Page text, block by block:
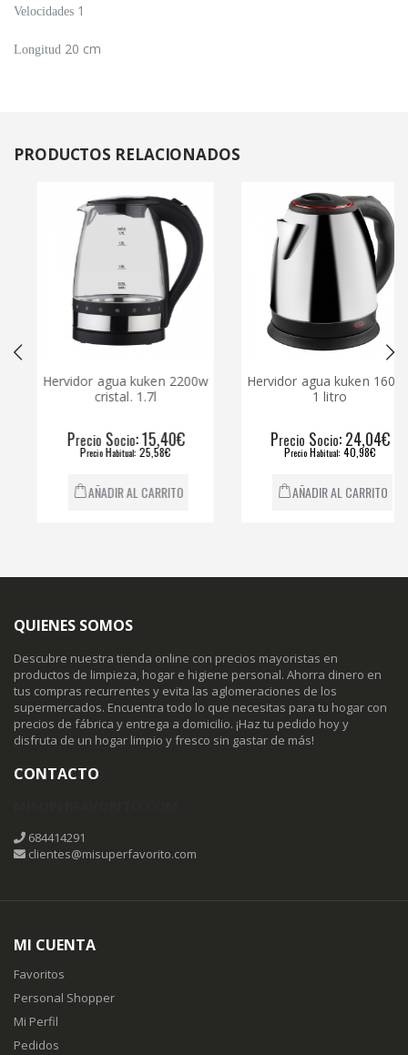
Velocidades 1
Longitud 20 cm
PRODUCTOS RELACIONADOS
Hervidor agua kuken 2200w
cristal. 1.7l
recioSocio: 15,40€
recioHabitual: 25,58€
AÑADIR AL CARRITO
Hervidor agua kuken 1600w
1 litro
recioSocio: 24,04€
recioHabitual: 40,98€
AÑADIR AL CARRITO
QUIENES SOMOS
Descubre nuestra tienda online con precios mayoristas en
productos de limpieza, hogar e higiene personal. Ahorra dinero en
tus compras recurrentes y evita las aglomeraciones de los
supermercados. Encuentra todo lo que necesitas para tu hogar con
precios de fábrica y entrega a domicilio. ¡Haz tu pedido hoy y
disfruta de un hogar limpio y fresco sin gastar de más!
CONTACTO
684414291
clientes@misuperfavorito.com
MI CUENTA
Favoritos
Personal Shopper
Mi Perfil
Pedidos